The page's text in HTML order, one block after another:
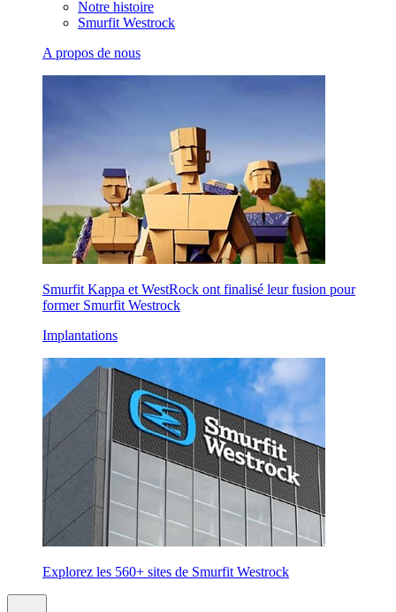
Notre histoire
Smurfit Westrock
A propos de nous
Smurfit Kappa et WestRock ont finalisé leur fusion pour
former Smurfit Westrock
Implantations
Explorez les 560+ sites de Smurfit Westrock